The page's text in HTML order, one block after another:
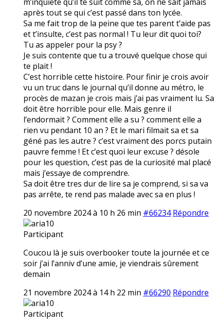
après tout se qui c’est passé dans ton lycée.
Sa me fait trop de la peine que tes parent t’aide pas
et t’insulte, c’est pas normal ! Tu leur dit quoi toi?
Tu as appeler pour la psy ?
Je suis contente que tu a trouvé quelque chose qui
te plait !
C’est horrible cette histoire. Pour finir je crois avoir
vu un truc dans le journal qu’il donne au métro, le
procès de mazan je crois mais j’ai pas vraiment lu. Sa
doit être horrible pour elle. Mais genre il
l’endormait ? Comment elle a su ? comment elle a
rien vu pendant 10 an ? Et le mari filmait sa et sa
géné pas les autre ? c’est vraiment des porcs putain
pauvre femme ! Et c’est quoi leur excuse ? désole
pour les question, c’est pas de la curiosité mal placé
mais j’essaye de comprendre.
Sa doit être tres dur de lire sa je comprend, si sa va
pas arrête, te rend pas malade avec sa en plus !
20 novembre 2024 à 10 h 26 min #66234 Répondre
aria10
Participant
Coucou là je suis overbooker toute la journée et ce
soir j’ai l’anniv d’une amie, je viendrais sûrement
demain
21 novembre 2024 à 14 h 22 min #66290 Répondre
aria10
Participant